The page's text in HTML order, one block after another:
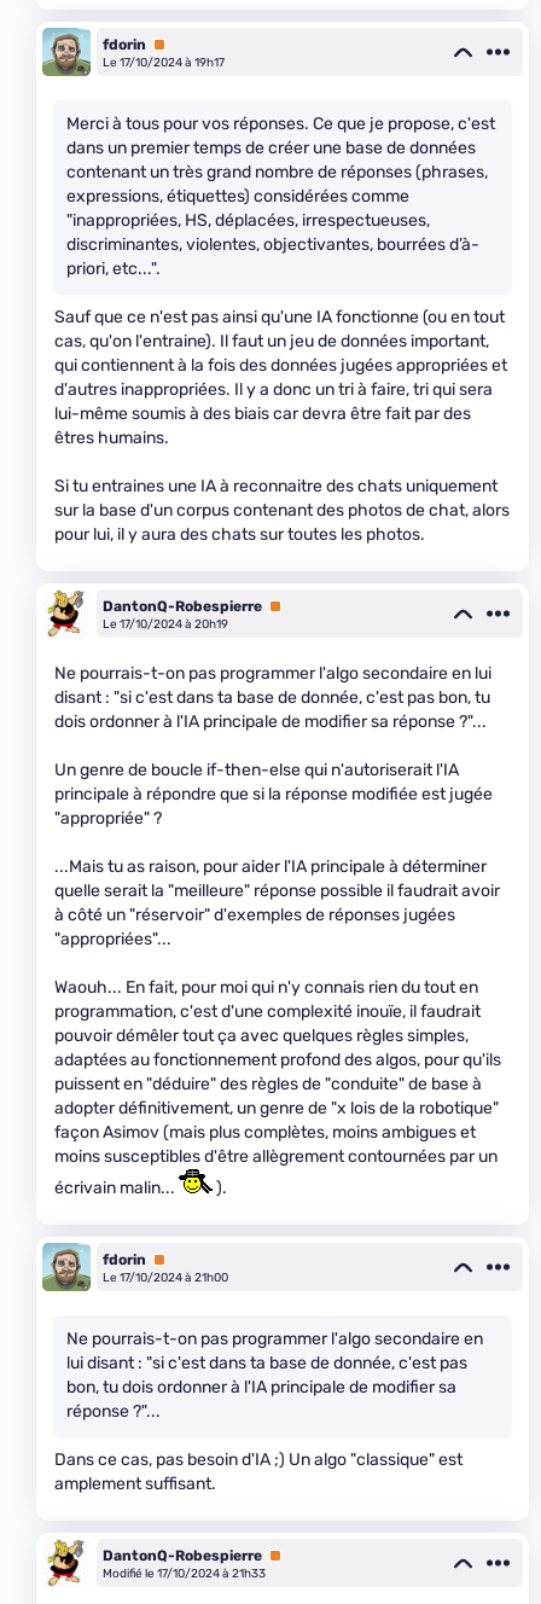
fdorin
Premium
Le 17/10/2024 à 19h17
Merci à tous pour vos réponses. Ce que je propose, c'est
dans un premier temps de créer une base de données
contenant un très grand nombre de réponses (phrases,
expressions, étiquettes) considérées comme
"inappropriées, HS, déplacées, irrespectueuses,
discriminantes, violentes, objectivantes, bourrées d’à-
priori, etc...".
Sauf que ce n'est pas ainsi qu'une IA fonctionne (ou en tout
cas, qu'on l'entraine). Il faut un jeu de données important,
qui contiennent à la fois des données jugées appropriées et
d'autres inappropriées. Il y a donc un tri à faire, tri qui sera
lui-même soumis à des biais car devra être fait par des
êtres humains.
Si tu entraines une IA à reconnaitre des chats uniquement
sur la base d'un corpus contenant des photos de chat, alors
pour lui, il y aura des chats sur toutes les photos.
DantonQ-Robespierre Premium
Le 17/10/2024 à 20h19
Ne pourrais-t-on pas programmer l'algo secondaire en lui
disant : "si c'est dans ta base de donnée, c'est pas bon, tu
dois ordonner à l'IA principale de modifier sa réponse ?"...
Un genre de boucle if-then-else qui n'autoriserait l'IA
principale à répondre que si la réponse modifiée est jugée
"appropriée" ?
...Mais tu as raison, pour aider l'IA principale à déterminer
quelle serait la "meilleure" réponse possible il faudrait avoir
à côté un "réservoir" d'exemples de réponses jugées
"appropriées"...
Waouh... En fait, pour moi qui n'y connais rien du tout en
programmation, c'est d'une complexité inouïe, il faudrait
pouvoir démêler tout ça avec quelques règles simples,
adaptées au fonctionnement profond des algos, pour qu'ils
puissent en "déduire" des règles de "conduite" de base à
adopter définitivement, un genre de "x lois de la robotique"
façon Asimov (mais plus complètes, moins ambigues et
moins susceptibles d'être allègrement contournées par un
écrivain malin...
).
fdorin
Premium
Le 17/10/2024 à 21h00
Ne pourrais-t-on pas programmer l'algo secondaire en
lui disant : "si c'est dans ta base de donnée, c'est pas
bon, tu dois ordonner à l'IA principale de modifier sa
réponse ?"...
Dans ce cas, pas besoin d'IA ;) Un algo "classique" est
amplement suffisant.
DantonQ-Robespierre Premium
Modifié le 17/10/2024 à 21h33